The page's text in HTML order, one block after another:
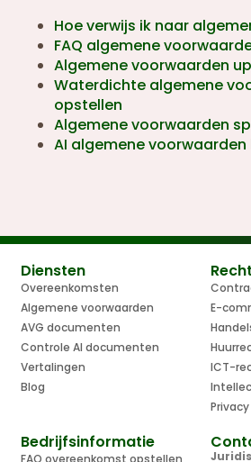
Hoe verwijs ik naar
FAQ algemene
Algemene voorwaarden
Waterdichte algemene
opstellen
Algemene voorwaarden
AI algemene
Diensten
Overeenkomsten
Algemene voorwaarden
AVG documenten
Controle AI documenten
Vertalingen
Blog
E-
ICT-
Privacy
Bedrijfsinformatie